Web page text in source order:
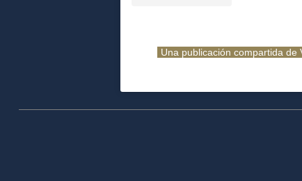
Una publicación compartida de